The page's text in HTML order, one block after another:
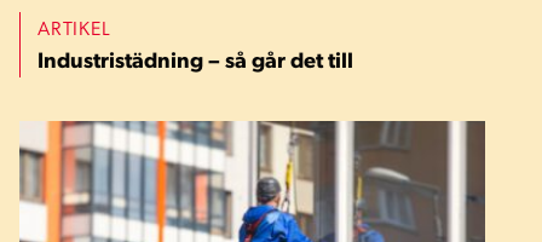
ARTIKEL
Industristädning – så går det till